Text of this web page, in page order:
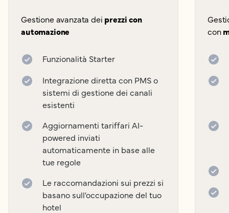
Gestione avanzata dei prezzi con
automazione
Funzionalità Starter
Integrazione diretta con PMS o
sistemi di gestione dei canali
esistenti
Aggiornamenti tariffari AI-
powered inviati
automaticamente in base alle
tue regole
Le raccomandazioni sui prezzi si
basano sull'occupazione del tuo
hotel
con